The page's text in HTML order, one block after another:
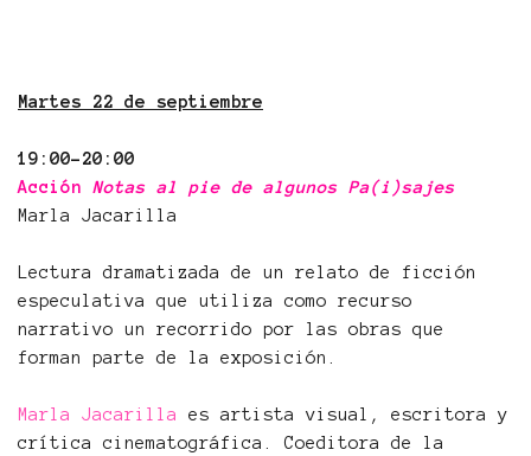
Martes 22 de septiembre
19:00-20:00
Acción Notas al pie de algunos Pa(i)sajes
Marla Jacarilla
Lectura dramatizada de un relato de ficción
especulativa que utiliza como recurso
narrativo un recorrido por las obras que
forman parte de la exposición.
Marla Jacarilla
es artista visual, escritora y
crítica cinematográfica. Coeditora de la